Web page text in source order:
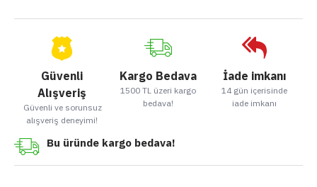
Güvenli
Alışveriş
Güvenli ve sorunsuz
alışveriş deneyimi!
Kargo Bedava
1500 TL üzeri kargo
bedava!
İade imkanı
14 gün içerisinde
iade imkanı
Bu üründe kargo bedava!